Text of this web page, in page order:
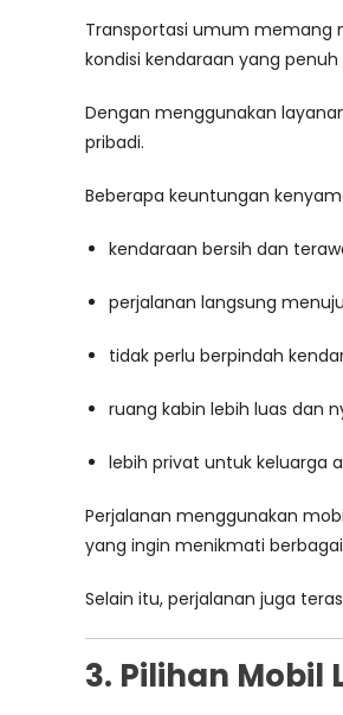
Transportasi umum memang
kondisi kendaraan yang
Dengan menggunakan
pribadi.
Beberapa keuntungan
kendaraan bersih dan
perjalanan langsung
tidak perlu berpindah
ruang kabin lebih luas dan
lebih privat untuk keluarga
Perjalanan menggunakan
yang ingin menikmati
Selain itu, perjalanan juga
3. Pilihan Mobil